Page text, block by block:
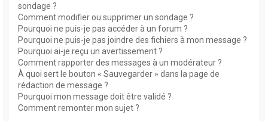
sondage ?
Comment modifier ou supprimer un sondage ?
Pourquoi ne puis-je pas accéder à un forum ?
Pourquoi ne puis-je pas joindre des fichiers à mon message ?
Pourquoi ai-je reçu un avertissement ?
Comment rapporter des messages à un modérateur ?
À quoi sert le bouton « Sauvegarder » dans la page de
rédaction de message ?
Pourquoi mon message doit être validé ?
Comment remonter mon sujet ?